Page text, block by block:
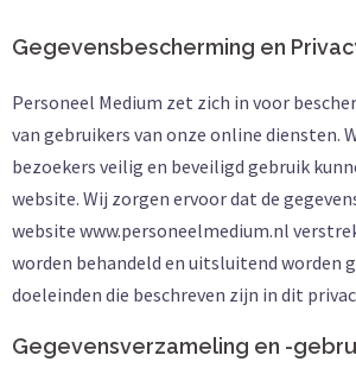
Gegevensbescherming en
Personeel Medium zet zich in voor
van gebruikers van onze online diensten.
bezoekers veilig en beveiligd gebruik
website. Wij zorgen ervoor dat de
website www.personeelmedium.nl
worden behandeld en uitsluitend worden
doeleinden die beschreven zijn in dit
Gegevensverzameling en -